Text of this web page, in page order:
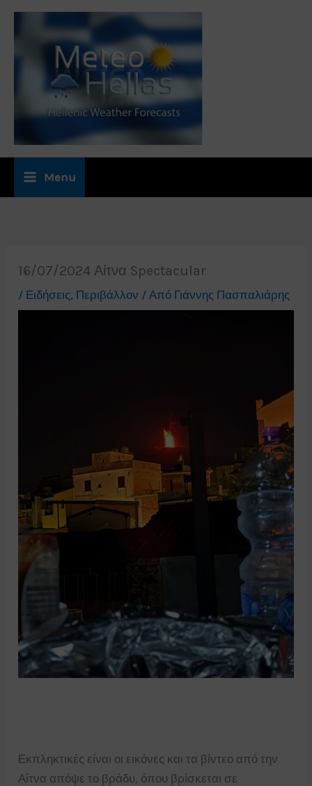
Μετάβαση
περιεχόμενο
Menu
16/07/2024 Αίτνα Spectacular
/ Ειδήσεις, Περιβάλλον / Από Γιάννης Πασπαλιάρης
Εκπληκτικές είναι οι εικόνες και τα βίντεο από την
Αίτνα απόψε το βράδυ, όπου βρίσκεται σε